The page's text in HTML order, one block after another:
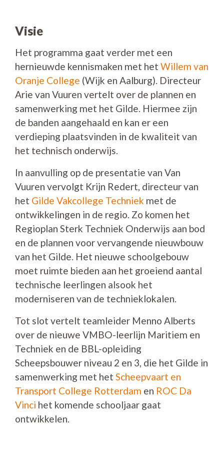
Visie
Het programma gaat verder met een
hernieuwde kennismaken met het Willem van
Oranje College (Wijk en Aalburg). Directeur
Arie van Vuuren vertelt over de plannen en
samenwerking met het Gilde. Hiermee zijn
de banden aangehaald en kan er een
verdieping plaatsvinden in de kwaliteit van
het technisch onderwijs.
In aanvulling op de presentatie van Van
Vuuren vervolgt Krijn Redert, directeur van
het Gilde Vakcollege Techniek met de
ontwikkelingen in de regio. Zo komen het
Regioplan Sterk Techniek Onderwijs aan bod
en de plannen voor vervangende nieuwbouw
van het Gilde. Het nieuwe schoolgebouw
moet ruimte bieden aan het groeiend aantal
technische leerlingen alsook het
moderniseren van de technieklokalen.
Tot slot vertelt teamleider Menno Alberts
over de nieuwe VMBO-leerlijn Maritiem en
Techniek en de BBL-opleiding
Scheepsbouwer niveau 2 en 3, die het Gilde in
samenwerking met het Scheepvaart en
Transport College Rotterdam en ROC Da
Vinci het komende schooljaar gaat
ontwikkelen.